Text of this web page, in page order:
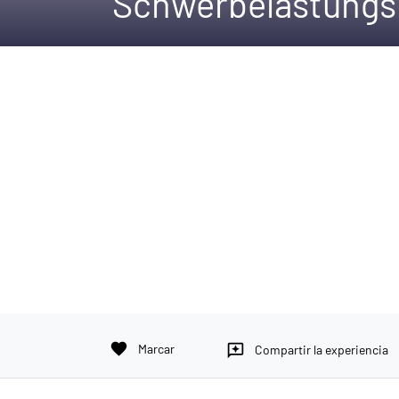
favorite Marcar reviews Compartir la experiencia